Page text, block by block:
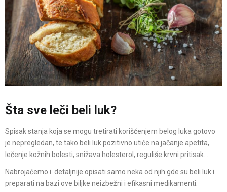
Šta sve leči beli luk?
Spisak stanja koja se mogu tretirati korišćenjem belog luka gotovo
je nepregledan, te tako beli luk pozitivno utiče na jačanje apetita,
lečenje kožnih bolesti, snižava holesterol, reguliše krvni pritisak…
Nabrojaćemo i detaljnije opisati samo neka od njih gde su beli luk i
preparati na bazi ove biljke neizbežni i efikasni medikamenti: